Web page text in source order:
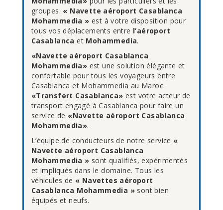
groupes. « Navette aéroport Casablanca
Mohammedia » est à votre disposition pour
tous vos déplacements entre l’aéroport
Casablanca et Mohammedia.
«Navette aéroport Casablanca
Mohammedia» est une solution élégante et
confortable pour tous les voyageurs entre
Casablanca et Mohammedia au Maroc.
«Transfert Casablanca» est votre acteur de
transport engagé à Casablanca pour faire un
service de «Navette aéroport Casablanca
Mohammedia».
L’équipe de conducteurs de notre service «
Navette aéroport Casablanca
Mohammedia » sont qualifiés, expérimentés
et impliqués dans le domaine. Tous les
véhicules de « Navettes aéroport
Casablanca Mohammedia » sont bien
équipés et neufs.